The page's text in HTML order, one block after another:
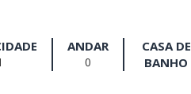
ANDAR
0
CASA DE
BANHO